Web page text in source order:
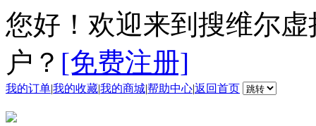
您好！欢迎来到搜维尔
户？ [免费注册]
我的订单|我的收藏|我的商城|帮助中心|返回首页